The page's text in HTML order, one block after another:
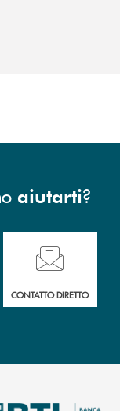
aiutarti?
delle filiali .
Hai bisogno di
CONTATTO DIRETTO